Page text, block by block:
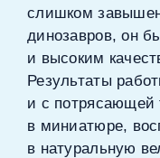
слишком
динозавров, он
и высоким
Результаты
и с потрясающей
в миниатюре,
в натуральную